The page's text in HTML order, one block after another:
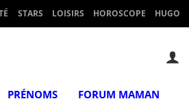
STARS LOISIRS HOROSCOPE HUGO
PRÉNOMS FORUM MAMAN